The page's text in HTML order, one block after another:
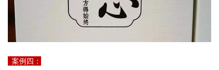
案例四：